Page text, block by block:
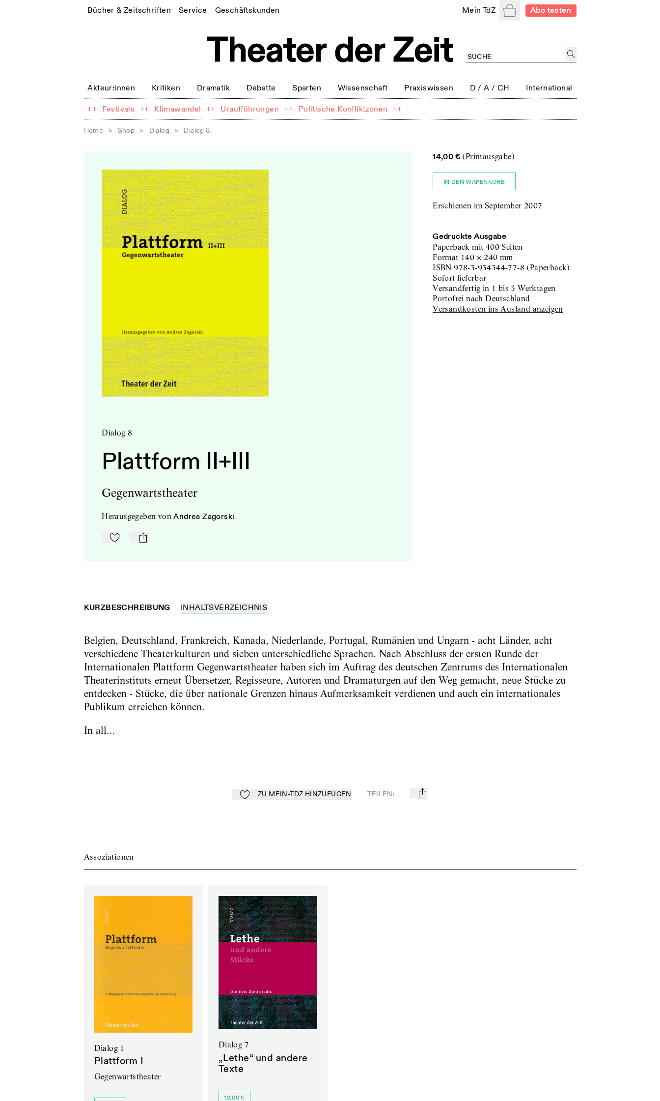
Bücher & Zeitschriften Service Geschäftskunden Mein TdZ WarenkorbAbo testen
Akteur:innen Kritiken Dramatik Debatte Sparten Wissenschaft Praxiswissen D / A / CH International
++ Festivals ++ Klimawandel ++ Uraufführungen ++ Politische Konfliktzonen ++
Home > Shop > Dialog > Dialog 8
Dialog 8
Plattform II+III
Gegenwartstheater
herausgegeben von Andrea Zagorski
Zu Mein-TdZ hinzufügen
mail
14,00 €(Printausgabe)
IN DEN WARENKORB
Erschienen im September 2007
Gedruckte Ausgabe
Paperback mit 400 Seiten
Format 140 ×240 mm
ISBN 978-3-934344-77-8 (Paperback)
sofort lieferbar
versandfertig in 1 bis 3 Werktagen
portofrei nach Deutschland
Versandkosten ins Ausland anzeigen
KURZBESCHREIBUNG INHALTSVERZEICHNIS
Belgien, Deutschland, Frankreich, Kanada, Niederlande, Portugal, Rumänien und Ungarn - acht Länder, acht
verschiedene Theaterkulturen und sieben unterschiedliche Sprachen. Nach Abschluss der ersten Runde der
Internationalen Plattform Gegenwartstheater haben sich im Auftrag des deutschen Zentrums des Internationalen
Theaterinstituts erneut Übersetzer, Regisseure, Autoren und Dramaturgen auf den Weg gemacht, neue Stücke zu
entdecken - Stücke, die über nationale Grenzen hinaus Aufmerksamkeit verdienen und auch ein internationales
Publikum erreichen können.
In all...
Zu Mein-TdZ hinzufügen
ZU MEIN-TDZ HINZUFÜGEN TEILEN: mail
Assoziationen
Dialog 1
Plattform I
Gegenwartstheater
Dialog 7
„Lethe“ und andere
Texte
12,00 €